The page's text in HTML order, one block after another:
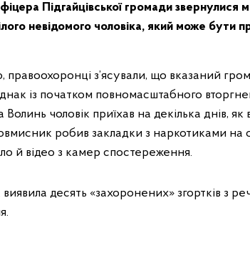
Підгайцівської громади звернулися
невідомого чоловіка, який може бути
з’ясували, що вказаний
із початком повномасштабного
чоловік приїхав на декілька днів, як
робив закладки з наркотиками на
й відео з камер спостереження.
десять «захоронених» згортків з